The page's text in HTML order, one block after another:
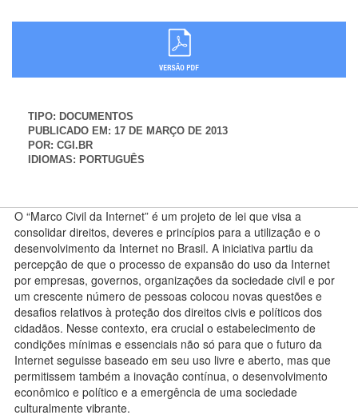
TIPO: DOCUMENTOS
PUBLICADO EM: 17 DE MARÇO DE 2013
POR: CGI.BR
IDIOMAS: PORTUGUÊS
O “Marco Civil da Internet” é um projeto de lei que visa a
consolidar direitos, deveres e princípios para a utilização e o
desenvolvimento da Internet no Brasil. A iniciativa partiu da
percepção de que o processo de expansão do uso da Internet
por empresas, governos, organizações da sociedade civil e por
um crescente número de pessoas colocou novas questões e
desafios relativos à proteção dos direitos civis e políticos dos
cidadãos. Nesse contexto, era crucial o estabelecimento de
condições mínimas e essenciais não só para que o futuro da
Internet seguisse baseado em seu uso livre e aberto, mas que
permitissem também a inovação contínua, o desenvolvimento
econômico e político e a emergência de uma sociedade
culturalmente vibrante.